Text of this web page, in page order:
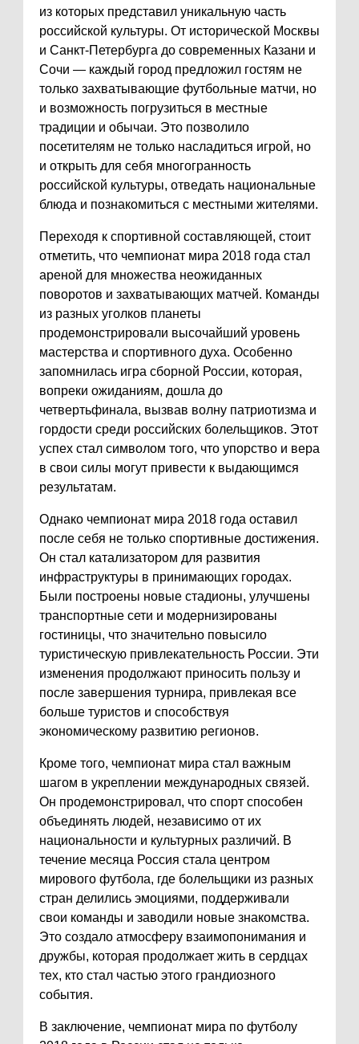
из которых представил уникальную часть
российской культуры. От исторической Москвы
и Санкт-Петербурга до современных Казани и
Сочи — каждый город предложил гостям не
только захватывающие футбольные матчи, но
и возможность погрузиться в местные
традиции и обычаи. Это позволило
посетителям не только насладиться игрой, но
и открыть для себя многогранность
российской культуры, отведать национальные
блюда и познакомиться с местными жителями.
Переходя к спортивной составляющей, стоит
отметить, что чемпионат мира 2018 года стал
ареной для множества неожиданных
поворотов и захватывающих матчей. Команды
из разных уголков планеты
продемонстрировали высочайший уровень
мастерства и спортивного духа. Особенно
запомнилась игра сборной России, которая,
вопреки ожиданиям, дошла до
четвертьфинала, вызвав волну патриотизма и
гордости среди российских болельщиков. Этот
успех стал символом того, что упорство и вера
в свои силы могут привести к выдающимся
результатам.
Однако чемпионат мира 2018 года оставил
после себя не только спортивные достижения.
Он стал катализатором для развития
инфраструктуры в принимающих городах.
Были построены новые стадионы, улучшены
транспортные сети и модернизированы
гостиницы, что значительно повысило
туристическую привлекательность России. Эти
изменения продолжают приносить пользу и
после завершения турнира, привлекая все
больше туристов и способствуя
экономическому развитию регионов.
Кроме того, чемпионат мира стал важным
шагом в укреплении международных связей.
Он продемонстрировал, что спорт способен
объединять людей, независимо от их
национальности и культурных различий. В
течение месяца Россия стала центром
мирового футбола, где болельщики из разных
стран делились эмоциями, поддерживали
свои команды и заводили новые знакомства.
Это создало атмосферу взаимопонимания и
дружбы, которая продолжает жить в сердцах
тех, кто стал частью этого грандиозного
события.
В заключение, чемпионат мира по футболу